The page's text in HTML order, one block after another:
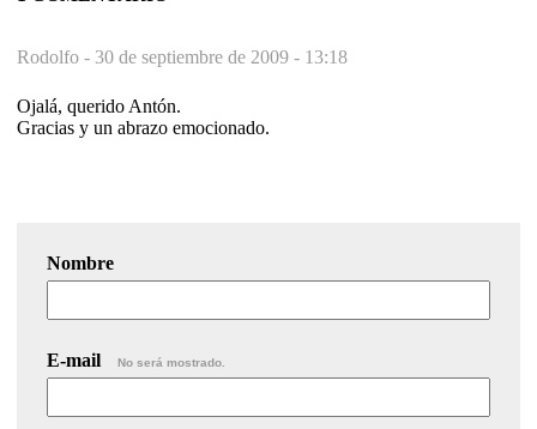
Rodolfo - 30 de septiembre de 2009 - 13:18
Ojalá, querido Antón.
Gracias y un abrazo emocionado.
Nombre
E-mail No será mostrado.